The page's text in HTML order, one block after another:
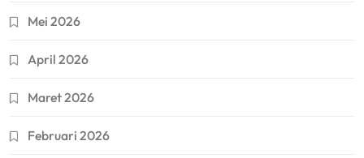
Mei 2026
April 2026
Maret 2026
Februari 2026